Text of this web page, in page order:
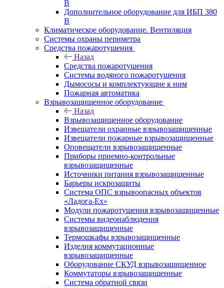
В
Дополнительное оборудование для ИБП 380
В
Климатическое оборудование. Вентиляция
Системы охраны периметра
Средства пожаротушения
Назад
Средства пожаротушения
Системы водяного пожаротушения
Дымососы и комплектующие к ним
Пожарная автоматика
Взрывозащищенное оборудование
Назад
Взрывозащищенное оборудование
Извещатели охранные взрывозащищенные
Извещатели пожарные взрывозащищенные
Оповещатели взрывозащищенные
Приборы приемно-контрольные
взрывозащищенные
Источники питания взрывозащищенные
Барьеры искрозащиты
Система ОПС взрывоопасных объектов
«Ладога-Ex»
Модули пожаротушения взрывозащищенные
Системы видеонаблюдения
взрывозащищенные
Термошкафы взрывозащищенные
Изделия коммутационные
взрывозащищенные
Оборудование СКУД взрывозащищенное
Коммутаторы взрывозащищенные
Система обратной связи